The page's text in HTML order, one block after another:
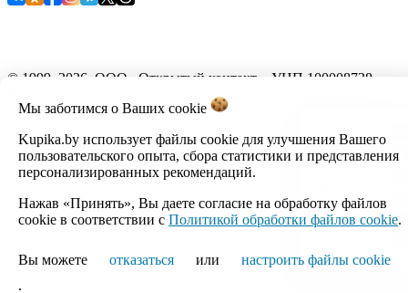
Мы заботимся о Ваших cookie
Kupika.by использует файлы cookie для улучшения Вашего
пользовательского опыта, сбора статистики и представления
персонализированных рекомендаций.
Нажав «Принять», Вы даете согласие на обработку файлов
cookie в соответствии с Политикой обработки файлов cookie.
Вы можете отказаться или
настроить файлы cookie
.
© 1999–2026, ООО «Открытый контакт». УНП 100008738.
Республика Беларусь, г.Минск, ул.Кальварийская, 17-518.
Время работы с 09:00 до 18:00.
Настройка cookie